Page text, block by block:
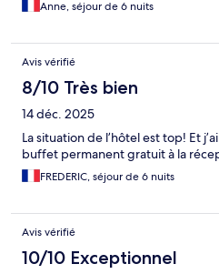
Anne, séjour de 6 nuits
Avis vérifié
8/10 Très bien
14 déc. 2025
La situation de l’hôtel est top! Et
buffet permanent gratuit à la
FREDERIC, séjour de 6 nuits
Avis vérifié
10/10 Exceptionnel